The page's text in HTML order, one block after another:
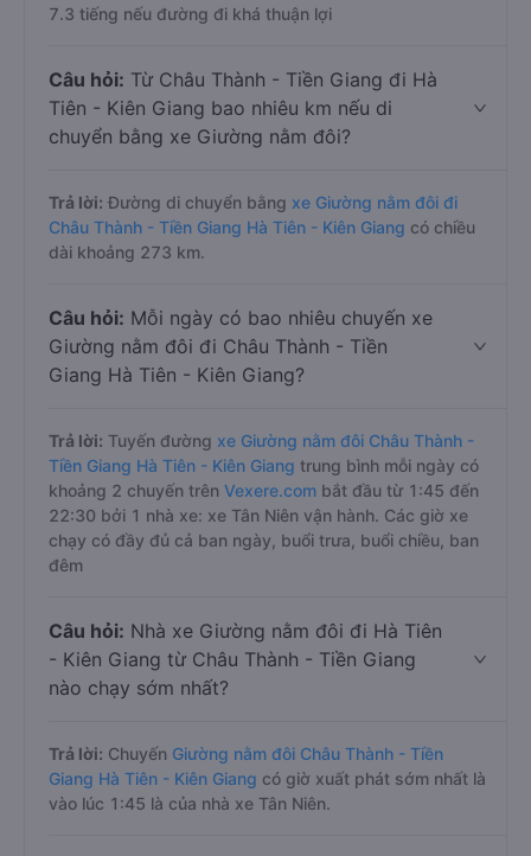
7.3 tiếng nếu đường đi khá thuận lợi
Câu hỏi: Từ Châu Thành - Tiền Giang đi Hà
Tiên - Kiên Giang bao nhiêu km nếu di
chuyển bằng xe Giường nằm đôi?
Trả lời: Đường di chuyển bằng xe Giường nằm đôi đi
Châu Thành - Tiền Giang Hà Tiên - Kiên Giang có chiều
dài khoảng 273 km.
Câu hỏi: Mỗi ngày có bao nhiêu chuyến xe
Giường nằm đôi đi Châu Thành - Tiền
Giang Hà Tiên - Kiên Giang?
Trả lời: Tuyến đường xe Giường nằm đôi Châu Thành -
Tiền Giang Hà Tiên - Kiên Giang trung bình mỗi ngày có
khoảng 2 chuyến trên Vexere.com bắt đầu từ 1:45 đến
22:30 bởi 1 nhà xe: xe Tân Niên vận hành. Các giờ xe
chạy có đầy đủ cả ban ngày, buổi trưa, buổi chiều, ban
đêm
Câu hỏi: Nhà xe Giường nằm đôi đi Hà Tiên
- Kiên Giang từ Châu Thành - Tiền Giang
nào chạy sớm nhất?
Trả lời: Chuyến Giường nằm đôi Châu Thành - Tiền
Giang Hà Tiên - Kiên Giang có giờ xuất phát sớm nhất là
vào lúc 1:45 là của nhà xe Tân Niên.